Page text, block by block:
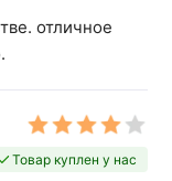
отличное
Товар куплен у нас